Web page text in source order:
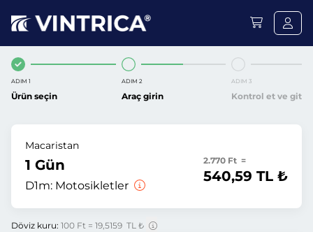
ADIM 1
Ürün seçin
ADIM 2
Araç girin
ADIM 3
Kontrol et ve git
Macaristan
1 Gün
D1m: Motosikletler
2.770 Ft =
540,59 TL ₺
Döviz kuru: 100 Ft = 19,5159 TL ₺